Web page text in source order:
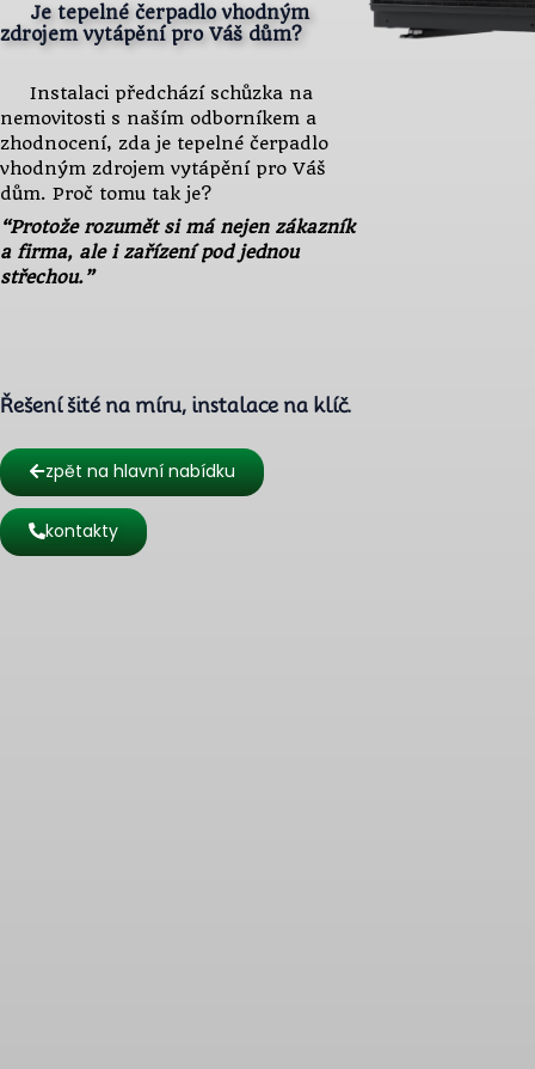
Je tepelné čerpadlo vhodným
zdrojem vytápění pro Váš dům?
Instalaci předchází schůzka na
nemovitosti s naším odborníkem a
zhodnocení, zda je tepelné čerpadlo
vhodným zdrojem vytápění pro Váš
dům. Proč tomu tak je?
“Protože rozumět si má nejen zákazník
a firma, ale i zařízení pod jednou
střechou.”
Řešení šité na míru, instalace na klíč.
zpět na hlavní nabídku
kontakty